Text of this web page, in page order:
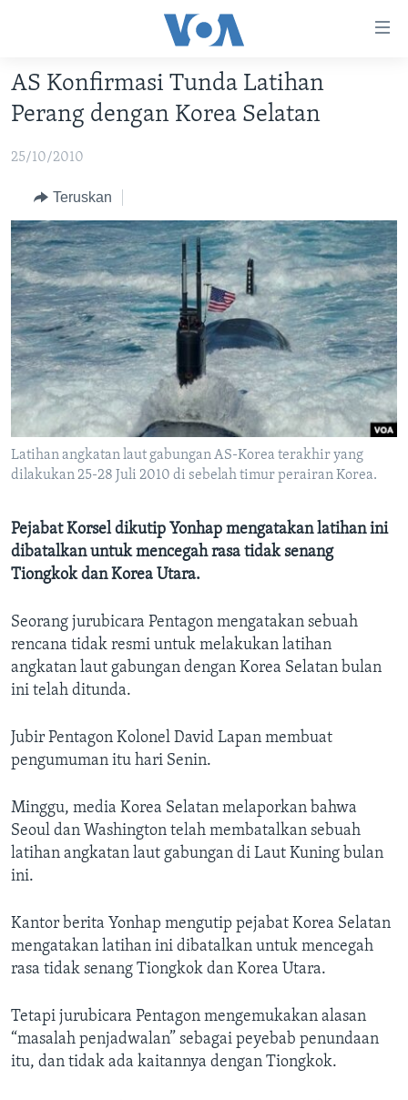
Akses
Lanjut
ke
Konten
Lanjut
ke
Navigasi
Utama
Lanjut
ke
Pencarian
VIDEO
POLYGRAPH
DAFTAR PROGRAM
Learning English
IKUTI KAMI
Bahasa-bahasa
AS Konfirmasi Tunda Latihan
Perang dengan Korea Selatan
25/10/2010
Teruskan
Latihan angkatan laut gabungan AS-Korea terakhir yang
dilakukan 25-28 Juli 2010 di sebelah timur perairan Korea.
Pejabat Korsel dikutip Yonhap mengatakan latihan ini
dibatalkan untuk mencegah rasa tidak senang
Tiongkok dan Korea Utara.
Seorang jurubicara Pentagon mengatakan sebuah
rencana tidak resmi untuk melakukan latihan
angkatan laut gabungan dengan Korea Selatan bulan
ini telah ditunda.
Jubir Pentagon Kolonel David Lapan membuat
pengumuman itu hari Senin.
Minggu, media Korea Selatan melaporkan bahwa
Seoul dan Washington telah membatalkan sebuah
latihan angkatan laut gabungan di Laut Kuning bulan
ini.
Kantor berita Yonhap mengutip pejabat Korea Selatan
mengatakan latihan ini dibatalkan untuk mencegah
rasa tidak senang Tiongkok dan Korea Utara.
Tetapi jurubicara Pentagon mengemukakan alasan
“masalah penjadwalan” sebagai peyebab penundaan
itu, dan tidak ada kaitannya dengan Tiongkok.